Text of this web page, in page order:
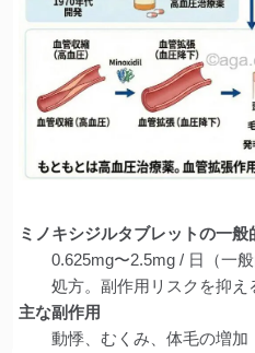
ミノキシジルタブレットの一般
0.625mg〜2.5mg / 日（一
処方。副作用リスクを抑え
主な副作用
動悸、むくみ、体毛の増加